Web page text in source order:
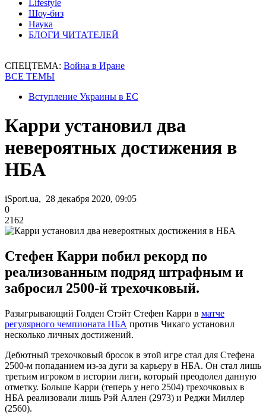
Lifestyle
Шоу-биз
Наука
БЛОГИ ЧИТАТЕЛЕЙ
СПЕЦТЕМА: Война в Иране
ВСЕ ТЕМЫ
Вступление Украины в ЕС
Карри установил два
невероятных достижения в
НБА
iSport.ua, 28 декабря 2020, 09:05
0
2162
Стефен Карри побил рекорд по
реализованным подряд штрафным и
забросил 2500-й трехочковый.
Разыгрывающий Голден Стэйт Стефен Карри в матче
регулярного чемпионата НБА против Чикаго установил
несколько личных достижений.
Дебютный трехочковый бросок в этой игре стал для Стефена
2500-м попаданием из-за дуги за карьеру в НБА. Он стал лишь
третьим игроком в истории лиги, который преодолел данную
отметку. Больше Карри (теперь у него 2504) трехочковых в
НБА реализовали лишь Рэй Аллен (2973) и Реджи Миллер
(2560).